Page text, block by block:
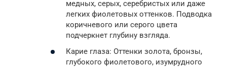
медных, серых, серебристых или даже
легких фиолетовых оттенков. Подводка
коричневого или серого цвета
подчеркнет глубину взгляда.
Карие глаза: Оттенки золота, бронзы,
глубокого фиолетового, изумрудного